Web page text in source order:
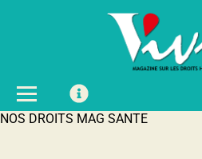
NOS DROITS MAG SANTE